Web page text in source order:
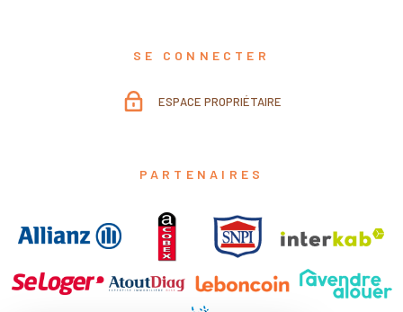
SE CONNECTER
ESPACE PROPRIÉTAIRE
PARTENAIRES